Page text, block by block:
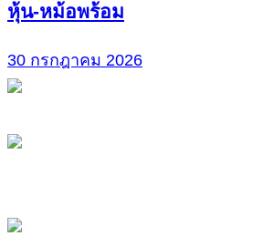
หุ้น-หม้อพร้อม
30 กรกฎาคม 2026